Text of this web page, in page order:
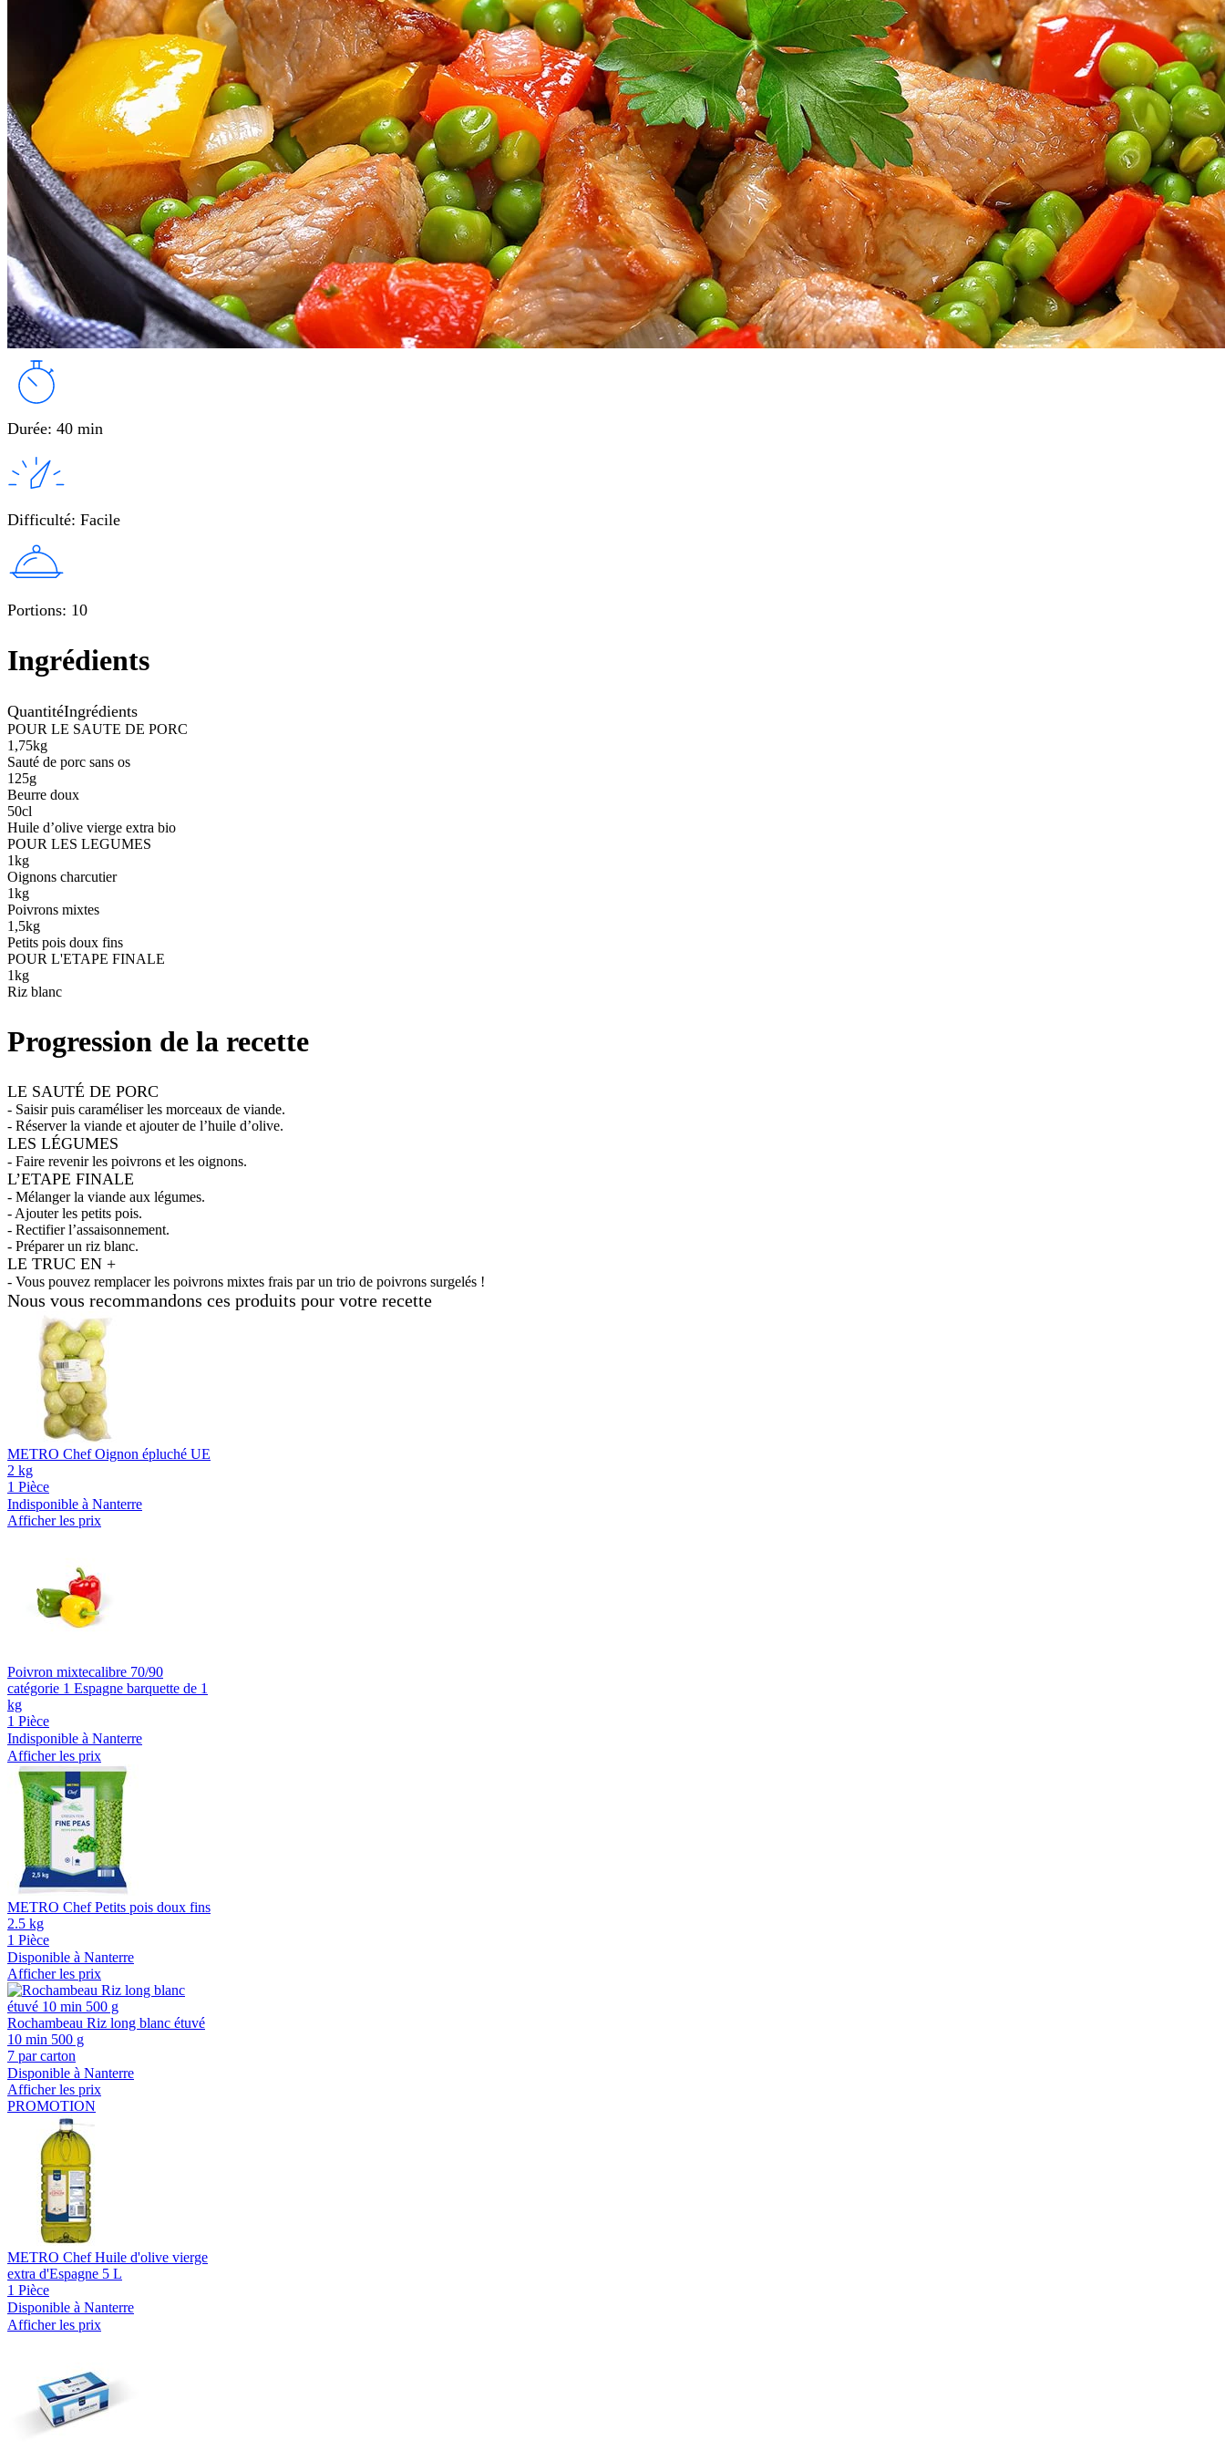
Durée: 40 min
Difficulté: Facile
Portions: 10
Ingrédients
QuantitéIngrédients
POUR LE SAUTE DE PORC
1,75kg
Sauté de porc sans os
125g
Beurre doux
50cl
Huile d’olive vierge extra bio
POUR LES LEGUMES
1kg
Oignons charcutier
1kg
Poivrons mixtes
1,5kg
Petits pois doux fins
POUR L'ETAPE FINALE
1kg
Riz blanc
Progression de la recette
LE SAUTÉ DE PORC
- Saisir puis caraméliser les morceaux de viande.
- Réserver la viande et ajouter de l’huile d’olive.
LES LÉGUMES
- Faire revenir les poivrons et les oignons.
L’ETAPE FINALE
- Mélanger la viande aux légumes.
- Ajouter les petits pois.
- Rectifier l’assaisonnement.
- Préparer un riz blanc.
LE TRUC EN +
- Vous pouvez remplacer les poivrons mixtes frais par un trio de poivrons surgelés !
Nous vous recommandons ces produits pour votre recette
METRO Chef Oignon épluché UE
2 kg
1 Pièce
Indisponible à Nanterre
Afficher les prix
Poivron mixtecalibre 70/90
catégorie 1 Espagne barquette de 1
kg
1 Pièce
Indisponible à Nanterre
Afficher les prix
METRO Chef Petits pois doux fins
2.5 kg
1 Pièce
Disponible à Nanterre
Afficher les prix
Rochambeau Riz long blanc étuvé
10 min 500 g
7 par carton
Disponible à Nanterre
Afficher les prix
PROMOTION
METRO Chef Huile d'olive vierge
extra d'Espagne 5 L
1 Pièce
Disponible à Nanterre
Afficher les prix